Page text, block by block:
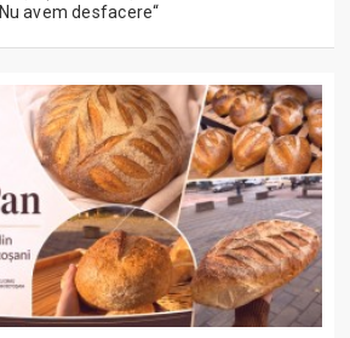
Nu avem desfacere“